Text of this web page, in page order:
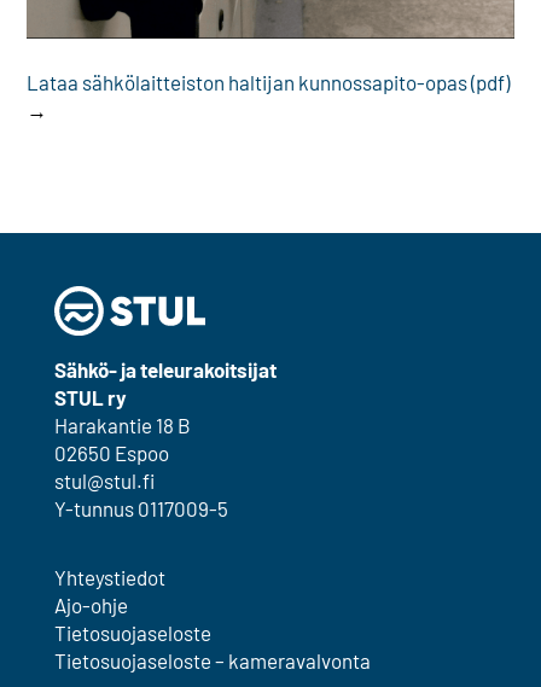
Lataa sähkö­laitteiston haltijan kunnossa­pito-opas (pdf)
→
Sähkö- ja teleurakoitsijat
STUL ry
Harakantie 18 B
02650 Espoo
stul@stul.fi
Y-tunnus 0117009-5
Yhteystiedot
Ajo-ohje
Tietosuojaseloste
Tietosuojaseloste – kameravalvonta